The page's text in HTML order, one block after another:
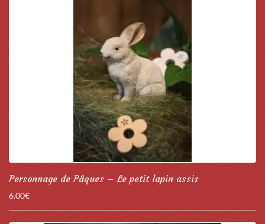
Personnage de Pâques – Le petit lapin assis
6.00€